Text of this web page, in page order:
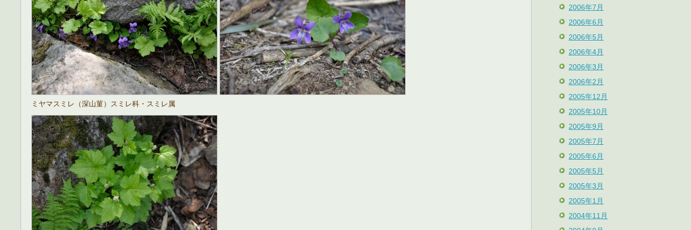
ミヤマスミレ（深山菫）スミレ科・スミレ属
2006年7月
2006年6月
2006年5月
2006年4月
2006年3月
2006年2月
2005年12月
2005年10月
2005年9月
2005年7月
2005年6月
2005年5月
2005年3月
2005年1月
2004年11月